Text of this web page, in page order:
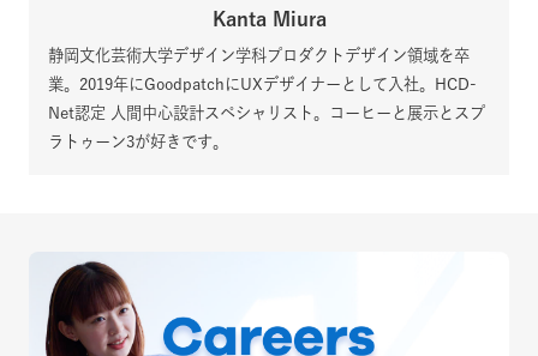
Kanta Miura
静岡文化芸術大学デザイン学科プロダクトデザイン領域を卒
業。2019年にGoodpatchにUXデザイナーとして入社。HCD-
Net認定 人間中心設計スペシャリスト。コーヒーと展示とスプ
ラトゥーン3が好きです。